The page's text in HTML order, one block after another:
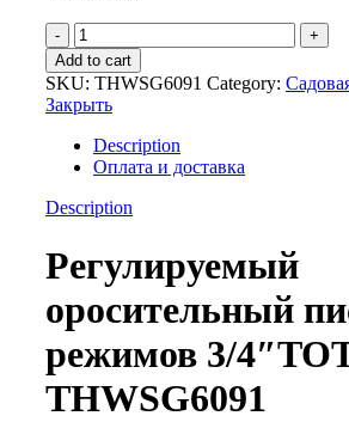
Регулируемый
оросительный
пистолет
9
режимов
3/4"TOTAL
THWSG6091
quantity
Add to cart
SKU: THWSG6091 Category:
Закрыть
Description
Оплата и доставка
Description
Регулируемый
оросительный
режимов 3/
THWSG6091